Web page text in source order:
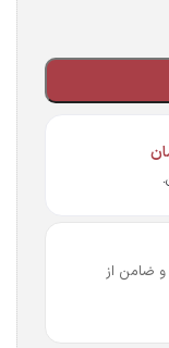
و ضامن از